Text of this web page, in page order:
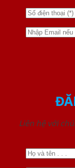
Liên hệ với